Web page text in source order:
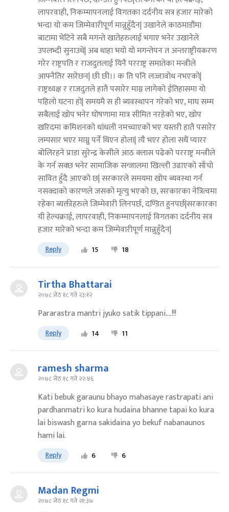
लापरवाही, निकम्मापनलाई विगतका दर्दनीय सत्र हजार मारेको
भन्दा यो कम जिम्मेवारीपूर्ण मान्नुहुँदैन| उखानेले काठमाडौंमा
बाटामा भेटिने सबै मगन्ते खातेहरुलाई भगाए भनेर उखानेले
उपलभ्दी सुनाउथे| अब थाहा भयो यो मगन्तेपन त अन्तराष्ट्रीयकरण
गरेर राष्ट्रपति र राजदुतलाई यिनै परराष्ट्र समातेका मन्त्रीले
आफ्नैतिर सारेछन| छी छी।। क ति पनि लज्जावोध नभएको|
राष्ट्रध्यक्ष र राजदुतले हातै पसारेर माग्न लागेको ईतिहासमा यो
पहिलो घटना हो| समयमै स ही ब्यवस्थापन गरेको भए, माघ सम्म
सबैलाई खोप भनेर घोषणामा मात्र सीमित नरहेको भए, खोप
खरिदमा कमिशनको धांधली नमच्चाएको भए यस्तरी हातै पसारेर
लम्पसार भएर माग्नु पर्ने थिएन होला| त्यै भएर होला सधैं प्यारर
बोलिरहने प्राडा सुरेन्द्र केसीले आठ क्लास पढेको परराष्ट्र मन्त्रीले
के गर्न सक्छ भनेर सामाजिक सन्जालमा खिल्ली उढाएको साँचो
सावित हुँदै आएको छ| सरकारले समयमा खोप ब्यवस्था गर्न
नसक्दाको कारणले जसको मृत्‍यु भएको छ, सरकारका नेत्रित्वमा
रहेका ब्यक्तीहरुले जिम्मेवारी लिनपर्छ, दण्डित हुनपर्छ|सरकारका
यी हेल्चक्राई, लापरवाही, निकम्मापनलाई विगतका दर्दनीय सत्र
हजार मारेको भन्दा कम जिम्मेवारीपूर्ण मान्नुहुँदैन|
Reply 15 18
Tirtha Bhattarai
२०७८ जेठ १८ गते २३:१२
Pararastra mantri jyuko satik tippani....!!!
Reply 14 11
ramesh sharma
२०७८ जेठ १८ गते २२:४६
Kati bebuk garaunu bhayo mahasaye rastrapati ani
pardhanmatri ko kura hudaina bhanne tapai ko kura
lai biswash garna sakidaina yo bekuf nabanaunos
hami lai.
Reply 6 6
Madan Regmi
२०७८ जेठ १८ गते २१:३७